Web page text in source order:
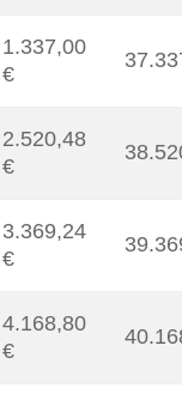
1.337,00
€
2.520,48
€
3.369,24
€
4.168,80
€